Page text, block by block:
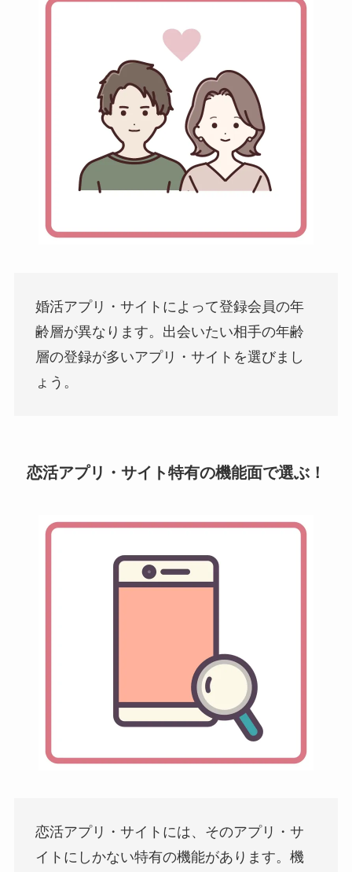
婚活アプリ・サイトによって登録会員の年
齢層が異なります。出会いたい相手の年齢
層の登録が多いアプリ・サイトを選びまし
ょう。
恋活アプリ・サイト特有の機能面で選ぶ！
恋活アプリ・サイトには、そのアプリ・サ
イトにしかない特有の機能があります。機